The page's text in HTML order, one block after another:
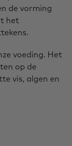
de vorming
het
voeding. Het
op de
vis, algen en